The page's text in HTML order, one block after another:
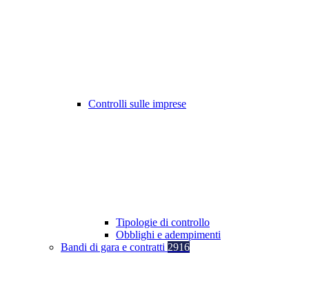
Controlli sulle imprese
Tipologie di controllo
Obblighi e adempimenti
Bandi di gara e contratti 2916